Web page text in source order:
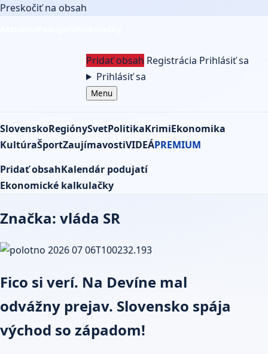
Preskočiť na obsah
Pridať obsah Registrácia Prihlásiť sa
Prihlásiť sa
Menu
SlovenskoRegiónySvetPolitikaKrimiEkonomika
KultúraŠportZaujímavostiVIDEÁPREMIUM
Pridať obsahKalendár podujatí
Ekonomické kalkulačky
Značka: vláda SR
Fico si verí. Na Devíne mal
odvážny prejav. Slovensko spája
východ so západom!